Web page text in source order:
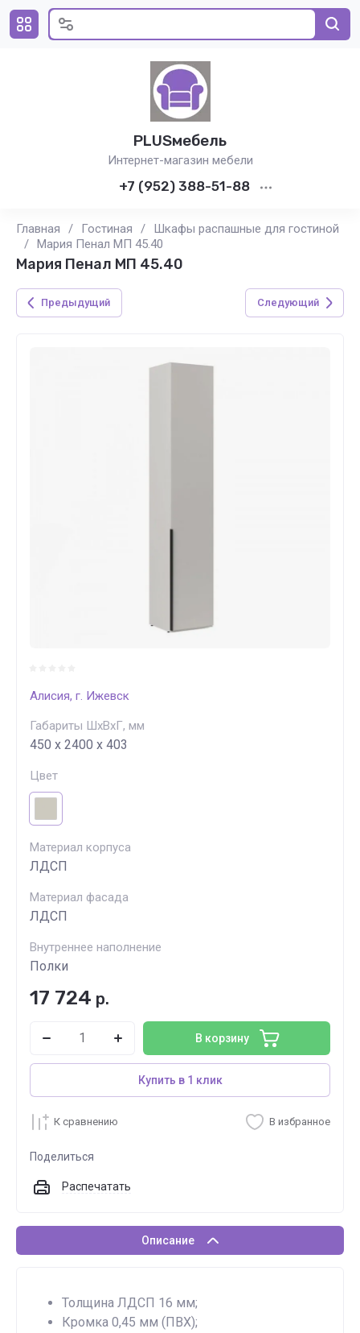
PLUSмебель
Интернет-магазин мебели
+7 (952) 388-51-88
Главная / Гостиная /
Шкафы распашные для гостиной
/ Мария Пенал МП 45.40
Мария Пенал МП 45.40
Предыдущий Следующий
Алисия, г. Ижевск
Габариты ШхВхГ, мм
450 х 2400 х 403
Цвет
Материал корпуса
ЛДСП
Материал фасада
ЛДСП
Внутреннее наполнение
Полки
17 724 р.
В корзину
Купить в 1 клик
К сравнению В избранное
Поделиться
Распечатать
Описание
Толщина ЛДСП 16 мм;
Кромка 0,45 мм (ПВХ);